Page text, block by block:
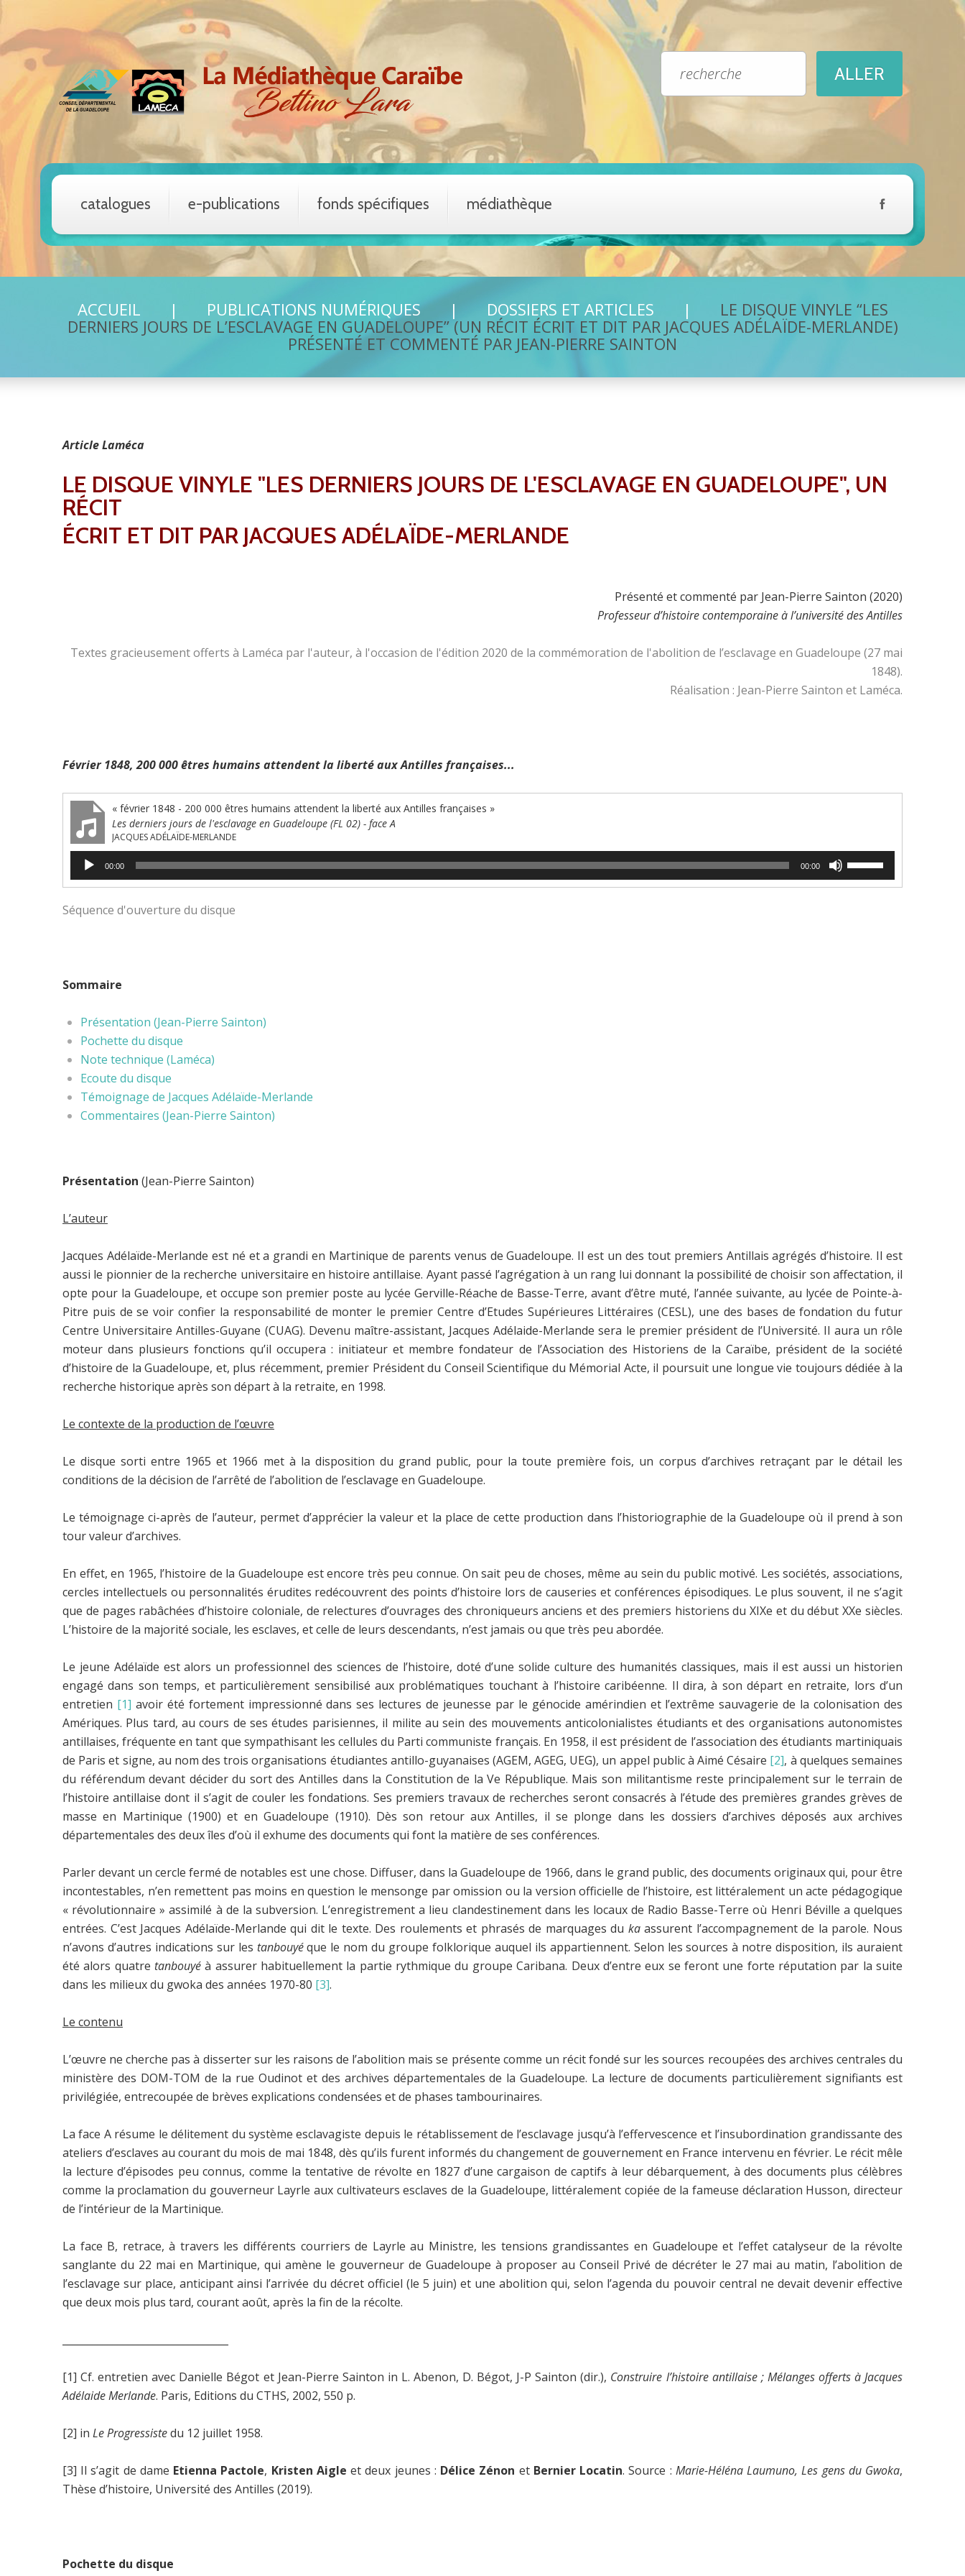
catalogues e-publications fonds spécifiques médiathèque
ACCUEIL PUBLICATIONS NUMÉRIQUES DOSSIERS ET ARTICLES
LE DISQUE VINYLE “LES
DERNIERS JOURS DE L’ESCLAVAGE EN GUADELOUPE” (UN RÉCIT ÉCRIT ET DIT PAR JACQUES ADÉLAÏDE-MERLANDE)
PRÉSENTÉ ET COMMENTÉ PAR JEAN-PIERRE SAINTON
Article Laméca
LE DISQUE VINYLE "LES DERNIERS JOURS DE L'ESCLAVAGE EN GUADELOUPE", UN
RÉCIT
ÉCRIT ET DIT PAR JACQUES ADÉLAÏDE-MERLANDE
Présenté et commenté par Jean-Pierre Sainton (2020)
Professeur d’histoire contemporaine à l’université des Antilles
Textes gracieusement offerts à Laméca par l'auteur, à l'occasion de l'édition 2020 de la commémoration de l'abolition de l’esclavage en Guadeloupe (27 mai
1848).
Réalisation : Jean-Pierre Sainton et Laméca.
Février 1848, 200 000 êtres humains attendent la liberté aux Antilles françaises...
« février 1848 - 200 000 êtres humains attendent la liberté aux Antilles françaises »
Les derniers jours de l'esclavage en Guadeloupe (FL 02) - face A
JACQUES ADÉLAÏDE-MERLANDE
Lecteur
audio
00:00 00:00
flèches
Séquence d'ouverture du disque
Sommaire
Présentation (Jean-Pierre Sainton)
Pochette du disque
Note technique (Laméca)
Ecoute du disque
Témoignage de Jacques Adélaïde-Merlande
Commentaires (Jean-Pierre Sainton)
Présentation (Jean-Pierre Sainton)
L’auteur
Jacques Adélaïde-Merlande est né et a grandi en Martinique de parents venus de Guadeloupe. Il est un des tout premiers Antillais agrégés d’histoire. Il est
aussi le pionnier de la recherche universitaire en histoire antillaise. Ayant passé l’agrégation à un rang lui donnant la possibilité de choisir son affectation, il
opte pour la Guadeloupe, et occupe son premier poste au lycée Gerville-Réache de Basse-Terre, avant d’être muté, l’année suivante, au lycée de Pointe-à-
Pitre puis de se voir confier la responsabilité de monter le premier Centre d’Etudes Supérieures Littéraires (CESL), une des bases de fondation du futur
Centre Universitaire Antilles-Guyane (CUAG). Devenu maître-assistant, Jacques Adélaide-Merlande sera le premier président de l’Université. Il aura un rôle
moteur dans plusieurs fonctions qu’il occupera : initiateur et membre fondateur de l’Association des Historiens de la Caraïbe, président de la société
d’histoire de la Guadeloupe, et, plus récemment, premier Président du Conseil Scientifique du Mémorial Acte, il poursuit une longue vie toujours dédiée à la
recherche historique après son départ à la retraite, en 1998.
Le contexte de la production de l’œuvre
Le disque sorti entre 1965 et 1966 met à la disposition du grand public, pour la toute première fois, un corpus d’archives retraçant par le détail les
conditions de la décision de l’arrêté de l’abolition de l’esclavage en Guadeloupe.
Le témoignage ci-après de l’auteur, permet d’apprécier la valeur et la place de cette production dans l’historiographie de la Guadeloupe où il prend à son
tour valeur d’archives.
En effet, en 1965, l’histoire de la Guadeloupe est encore très peu connue. On sait peu de choses, même au sein du public motivé. Les sociétés, associations,
cercles intellectuels ou personnalités érudites redécouvrent des points d’histoire lors de causeries et conférences épisodiques. Le plus souvent, il ne s’agit
que de pages rabâchées d’histoire coloniale, de relectures d’ouvrages des chroniqueurs anciens et des premiers historiens du XIXe et du début XXe siècles.
L’histoire de la majorité sociale, les esclaves, et celle de leurs descendants, n’est jamais ou que très peu abordée.
Le jeune Adélaïde est alors un professionnel des sciences de l’histoire, doté d’une solide culture des humanités classiques, mais il est aussi un historien
engagé dans son temps, et particulièrement sensibilisé aux problématiques touchant à l’histoire caribéenne. Il dira, à son départ en retraite, lors d’un
entretien [1] avoir été fortement impressionné dans ses lectures de jeunesse par le génocide amérindien et l’extrême sauvagerie de la colonisation des
Amériques. Plus tard, au cours de ses études parisiennes, il milite au sein des mouvements anticolonialistes étudiants et des organisations autonomistes
antillaises, fréquente en tant que sympathisant les cellules du Parti communiste français. En 1958, il est président de l’association des étudiants martiniquais
de Paris et signe, au nom des trois organisations étudiantes antillo-guyanaises (AGEM, AGEG, UEG), un appel public à Aimé Césaire [2], à quelques semaines
du référendum devant décider du sort des Antilles dans la Constitution de la Ve République. Mais son militantisme reste principalement sur le terrain de
l’histoire antillaise dont il s’agit de couler les fondations. Ses premiers travaux de recherches seront consacrés à l’étude des premières grandes grèves de
masse en Martinique (1900) et en Guadeloupe (1910). Dès son retour aux Antilles, il se plonge dans les dossiers d’archives déposés aux archives
départementales des deux îles d’où il exhume des documents qui font la matière de ses conférences.
Parler devant un cercle fermé de notables est une chose. Diffuser, dans la Guadeloupe de 1966, dans le grand public, des documents originaux qui, pour être
incontestables, n’en remettent pas moins en question le mensonge par omission ou la version officielle de l’histoire, est littéralement un acte pédagogique
« révolutionnaire » assimilé à de la subversion. L’enregistrement a lieu clandestinement dans les locaux de Radio Basse-Terre où Henri Béville a quelques
entrées. C’est Jacques Adélaïde-Merlande qui dit le texte. Des roulements et phrasés de marquages du kaassurent l’accompagnement de la parole. Nous
n’avons d’autres indications sur les tanbouyéque le nom du groupe folklorique auquel ils appartiennent. Selon les sources à notre disposition, ils auraient
été alors quatre tanbouyé à assurer habituellement la partie rythmique du groupe Caribana. Deux d’entre eux se feront une forte réputation par la suite
dans les milieux du gwoka des années 1970-80 [3].
Le contenu
L’œuvre ne cherche pas à disserter sur les raisons de l’abolition mais se présente comme un récit fondé sur les sources recoupées des archives centrales du
ministère des DOM-TOM de la rue Oudinot et des archives départementales de la Guadeloupe. La lecture de documents particulièrement signifiants est
privilégiée, entrecoupée de brèves explications condensées et de phases tambourinaires.
La face A résume le délitement du système esclavagiste depuis le rétablissement de l’esclavage jusqu’à l’effervescence et l’insubordination grandissante des
ateliers d’esclaves au courant du mois de mai 1848, dès qu’ils furent informés du changement de gouvernement en France intervenu en février. Le récit mêle
la lecture d’épisodes peu connus, comme la tentative de révolte en 1827 d’une cargaison de captifs à leur débarquement, à des documents plus célèbres
comme la proclamation du gouverneur Layrle aux cultivateurs esclaves de la Guadeloupe, littéralement copiée de la fameuse déclaration Husson, directeur
de l’intérieur de la Martinique.
La face B, retrace, à travers les différents courriers de Layrle au Ministre, les tensions grandissantes en Guadeloupe et l’effet catalyseur de la révolte
sanglante du 22 mai en Martinique, qui amène le gouverneur de Guadeloupe à proposer au Conseil Privé de décréter le 27 mai au matin, l’abolition de
l’esclavage sur place, anticipant ainsi l’arrivée du décret officiel (le 5 juin) et une abolition qui, selon l’agenda du pouvoir central ne devait devenir effective
que deux mois plus tard, courant août, après la fin de la récolte.
[1] Cf. entretien avec Danielle Bégot et Jean-Pierre Sainton in L. Abenon, D. Bégot, J-P Sainton (dir.), Construire l’histoire antillaise ; Mélanges offerts à Jacques
Adélaide Merlande. Paris, Editions du CTHS, 2002, 550 p.
[2] in Le Progressistedu 12 juillet 1958.
[3] Il s’agit de dame Etienna Pactole, Kristen Aigle et deux jeunes : Délice Zénon et Bernier Locatin. Source : Marie-Héléna Laumuno, Les gens du Gwoka,
Thèse d’histoire, Université des Antilles (2019).
Pochette du disque